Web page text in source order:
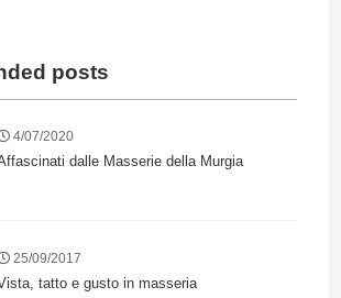
posts
4/07/2020
dalle Masserie della Murgia
25/09/2017
tatto e gusto in masseria